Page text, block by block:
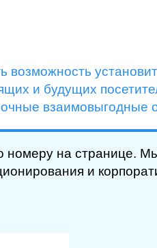
возможность
и будущих
взаимовыгодные
на странице.
и